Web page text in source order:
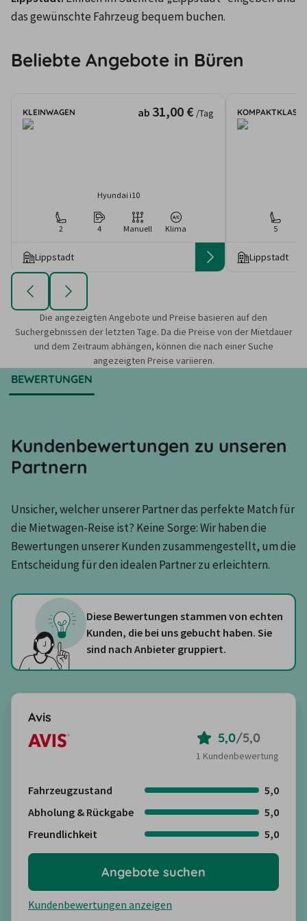
das gewünschte Fahrzeug bequem buchen.
Beliebte Angebote in Büren
KLEINWAGEN ab 31,00 € /Tag
Hyundai i10
2 4 Manuell Klima
Lippstadt
KOMPAKTKLASSE
5
Lippstadt
Die angezeigten Angebote und Preise basieren auf den
Suchergebnissen der letzten Tage. Da die Preise von der Mietdauer
und dem Zeitraum abhängen, können die nach einer Suche
angezeigten Preise variieren.
BEWERTUNGEN
Kundenbewertungen zu unseren
Partnern
Unsicher, welcher unserer Partner das perfekte Match für
die Mietwagen-Reise ist? Keine Sorge: Wir haben die
Bewertungen unserer Kunden zusammengestellt, um die
Entscheidung für den idealen Partner zu erleichtern.
Diese Bewertungen stammen von echten
Kunden, die bei uns gebucht haben. Sie
sind nach Anbieter gruppiert.
Avis
5,0/5,0
1 Kundenbewertung
Fahrzeugzustand
5,0
Abholung & Rückgabe
5,0
Freundlichkeit
5,0
Kundenbewertungen anzeigen
Angebote suchen